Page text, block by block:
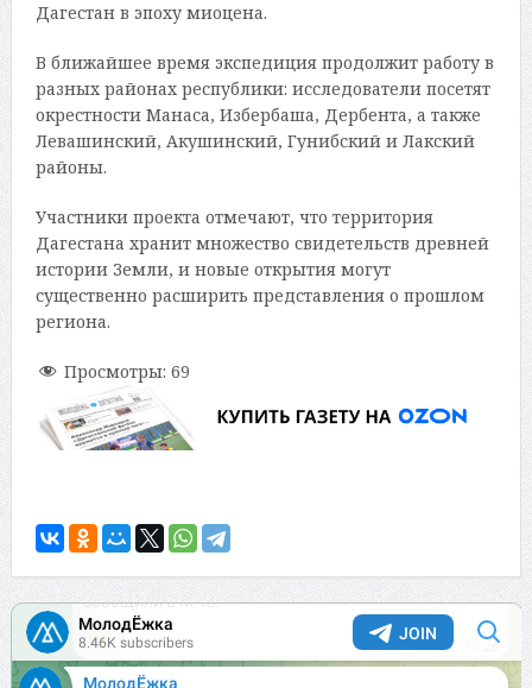
Дагестан в эпоху миоцена.
В ближайшее время экспедиция продолжит работу в
разных районах республики: исследователи посетят
окрестности Манаса, Избербаша, Дербента, а также
Левашинский, Акушинский, Гунибский и Лакский
районы.
Участники проекта отмечают, что территория
Дагестана хранит множество свидетельств древней
истории Земли, и новые открытия могут
существенно расширить представления о прошлом
региона.
Просмотры: 69